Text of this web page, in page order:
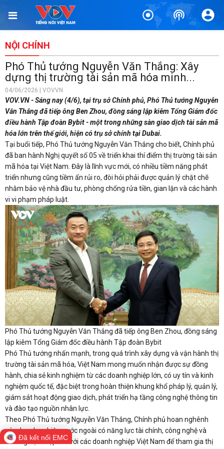
NỘI CHÍNH
Phó Thủ tướng Nguyễn Văn Thắng: Xây
dựng thị trường tài sản mã hóa minh...
04/06/2026 | VOVVN
VOV.VN - Sáng nay (4/6), tại trụ sở Chính phủ, Phó Thủ tướng Nguyễn
Văn Thắng đã tiếp ông Ben Zhou, đồng sáng lập kiêm Tổng Giám đốc
điều hành Tập đoàn Bybit - một trong những sàn giao dịch tài sản mã
hóa lớn trên thế giới, hiện có trụ sở chính tại Dubai.
Tại buổi tiếp, Phó Thủ tướng Nguyễn Văn Thắng cho biết, Chính phủ
đã ban hành Nghị quyết số 05 về triển khai thí điểm thị trường tài sản
mã hóa tại Việt Nam. Đây là lĩnh vực mới, có nhiều tiềm năng phát
triển nhưng cũng tiềm ẩn rủi ro, đòi hỏi phải được quản lý chặt chẽ
nhằm bảo vệ nhà đầu tư, phòng chống rửa tiền, gian lận và các hành
vi vi phạm pháp luật.
Phó Thủ tướng Nguyễn Văn Thắng đã tiếp ông Ben Zhou, đồng sáng
lập kiêm Tổng Giám đốc điều hành Tập đoàn Bybit
Phó Thủ tướng nhấn mạnh, trong quá trình xây dựng và vận hành thị
trường tài sản mã hóa, Việt Nam mong muốn nhận được sự đồng
hành, chia sẻ kinh nghiệm từ các doanh nghiệp lớn, có uy tín và kinh
nghiệm quốc tế, đặc biệt trong hoàn thiện khung khổ pháp lý, quản lý,
giám sát hoạt động giao dịch, phát triển hạ tầng công nghệ thông tin
và đào tạo nguồn nhân lực.
Theo Phó Thủ tướng Nguyễn Văn Thắng, Chính phủ hoan nghênh
các doanh nghiệp nước ngoài có năng lực tài chính, công nghệ và
kinh nghiệm hợp tác với các doanh nghiệp Việt Nam để tham gia thị
Đã kết nối EMC